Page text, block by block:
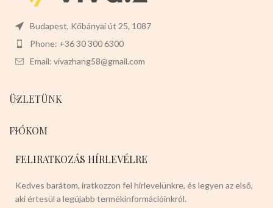
Budapest, Kőbányai út 25, 1087
Phone: +36 30 300 6300
Email: vivazhang58@gmail.com
ÜZLETÜNK
FIÓKOM
FELIRATKOZÁS HÍRLEVÉLRE
Kedves barátom, iratkozzon fel hírlevelünkre, és legyen az első,
aki értesül a legújabb termékinformációinkról.